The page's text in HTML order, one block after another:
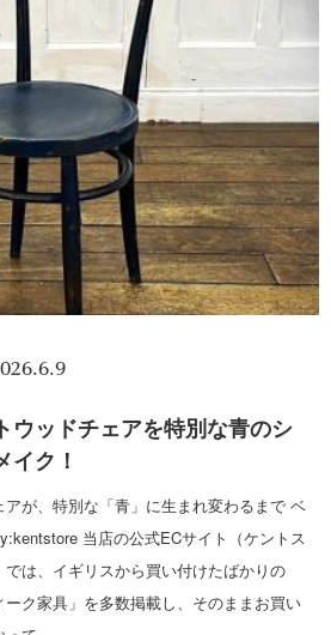
ウッドチェアを特別な青のシ
イク！
が、特別な「青」に生まれ変わるまで ベ
当店の公式ECサイト（ケントス
では、イギリスから買い付けたばかりの
ーク家具」を多数掲載し、そのままお買い